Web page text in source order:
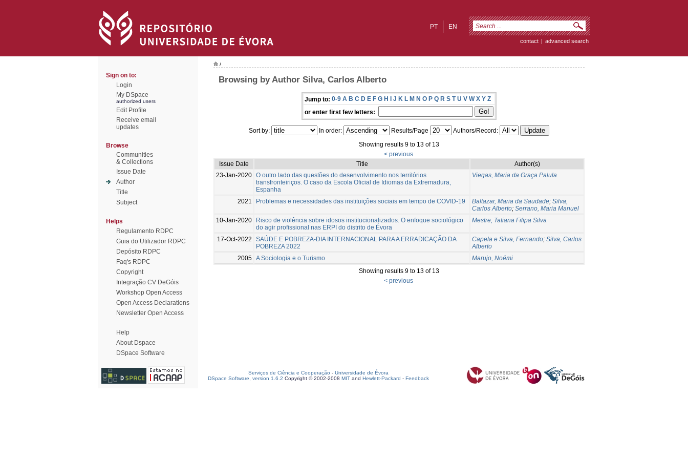
EN
PT
contact | advanced search
Sign on to:
Login
My DSpace
authorized users
Edit Profile
Receive email
updates
Browse
Communities
& Collections
Issue Date
Author
Title
Subject
Helps
Regulamento RDPC
Guia do Utilizador RDPC
Depósito RDPC
Faq's RDPC
Copyright
Integração CV DeGóis
Workshop Open Access
Open Access Declarations
Newsletter Open Access
Help
About Dspace
DSpace Software
/
Browsing by Author Silva, Carlos Alberto
Jump to: 0-9 A B C D E F G H I J K L M N O P Q R S T U V W X Y Z
or enter first few letters:
Sort by: In order: Results/Page
Authors/Record:
Showing results 9 to 13 of 13
< previous
Issue Date
Title
Author(s)
23-Jan-2020 O outro lado das questões do desenvolvimento nos territórios
transfronteiriços. O caso da Escola Oficial de Idiomas da Extremadura,
Espanha
Viegas, Maria da Graça Palula
2021 Problemas e necessidades das instituições sociais em tempo de COVID-19 Baltazar, Maria da Saudade; Silva,
Carlos Alberto; Serrano, Maria Manuel
10-Jan-2020
Risco de violência sobre idosos institucionalizados. O enfoque sociológico
do agir profissional nas ERPI do distrito de Évora
Mestre, Tatiana Filipa Silva
17-Oct-2022
SAÚDE E POBREZA-DIA INTERNACIONAL PARA A ERRADICAÇÃO DA
POBREZA 2022
Capela e Silva, Fernando; Silva, Carlos
Alberto
2005 A Sociologia e o Turismo
Marujo, Noémi
Showing results 9 to 13 of 13
< previous
Serviços de Ciência e Cooperação - Universidade de Évora
DSpace Software, version 1.6.2 Copyright © 2002-2008 MIT and Hewlett-Packard - Feedback